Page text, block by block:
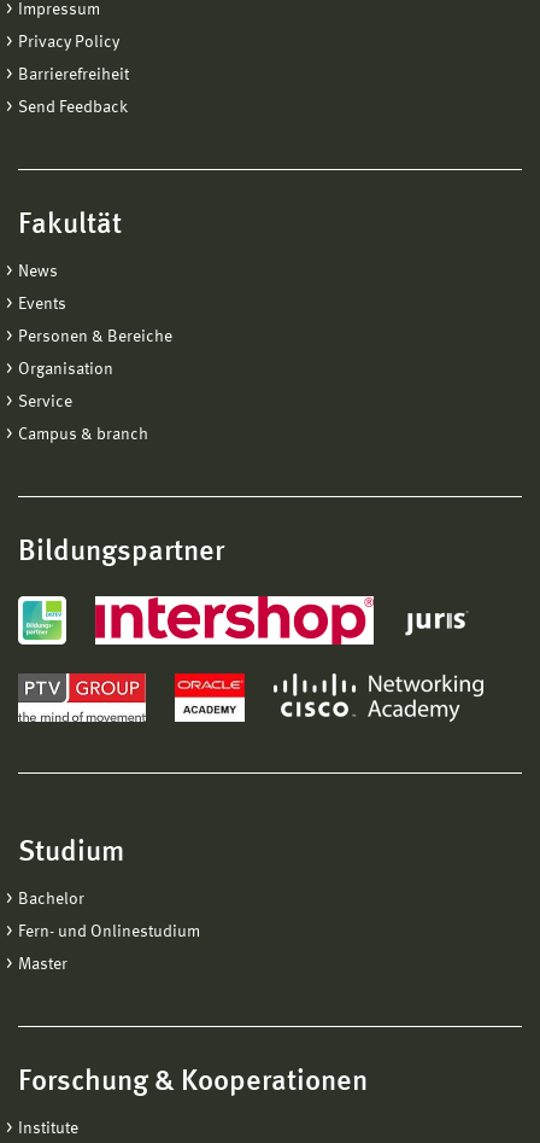
Impressum
Privacy Policy
Barrierefreiheit
Send Feedback
Fakultät
News
Events
Personen & Bereiche
Organisation
Service
Campus & branch
Bildungspartner
Studium
Bachelor
Fern- und Onlinestudium
Master
Forschung & Kooperationen
Institute